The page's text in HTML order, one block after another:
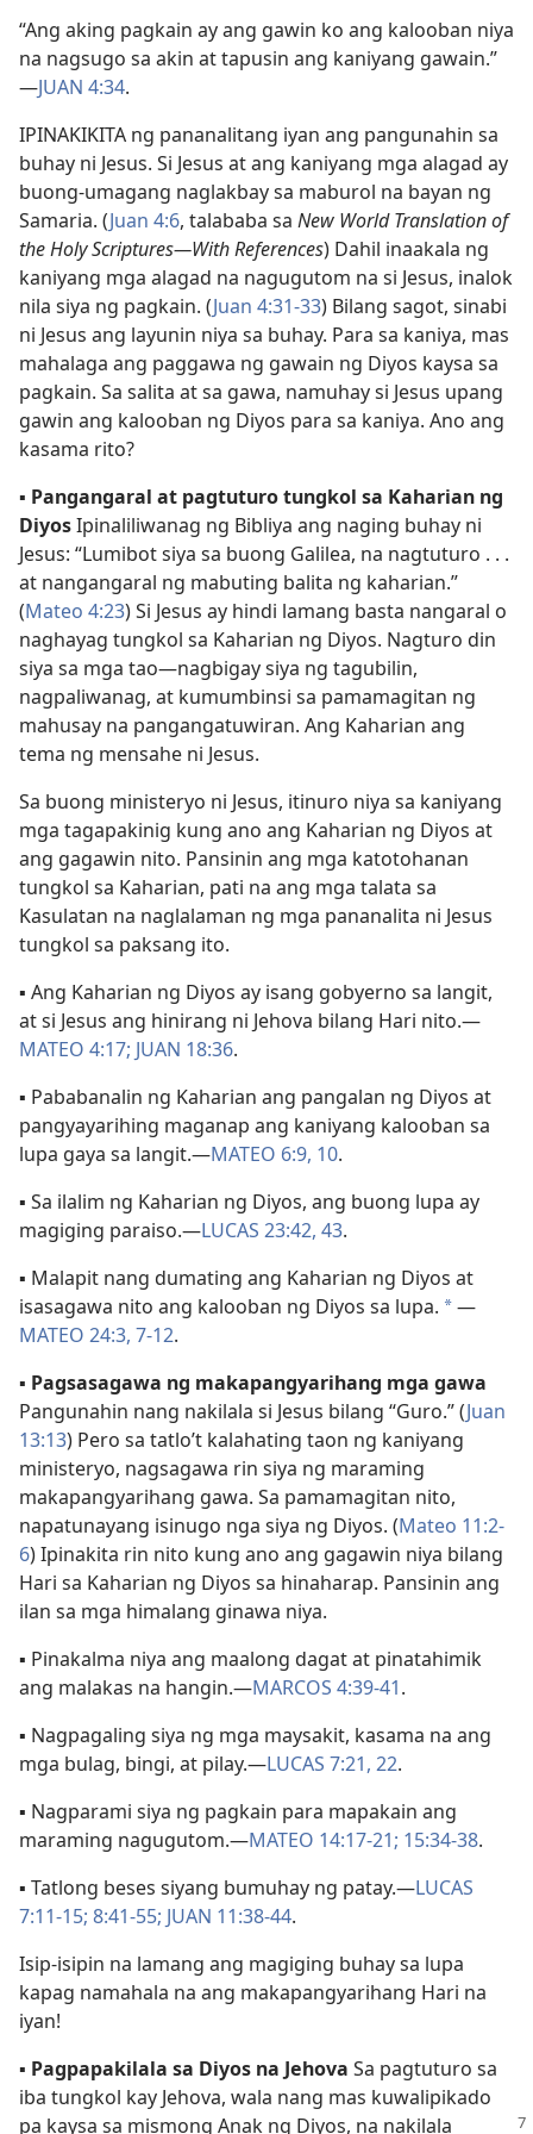
“Ang aking pagkain ay ang gawin ko ang kalooban niya
na nagsugo sa akin at tapusin ang kaniyang gawain.”​
—JUAN 4:34.
IPINAKIKITA ng pananalitang iyan ang pangunahin sa
buhay ni Jesus. Si Jesus at ang kaniyang mga alagad ay
buong-umagang naglakbay sa maburol na bayan ng
Samaria. (Juan 4:6, talababa sa New World Translation of
the Holy Scriptures​—With References) Dahil inaakala ng
kaniyang mga alagad na nagugutom na si Jesus, inalok
nila siya ng pagkain. (Juan 4:31-33) Bilang sagot, sinabi
ni Jesus ang layunin niya sa buhay. Para sa kaniya, mas
mahalaga ang paggawa ng gawain ng Diyos kaysa sa
pagkain. Sa salita at sa gawa, namuhay si Jesus upang
gawin ang kalooban ng Diyos para sa kaniya. Ano ang
kasama rito?
▪ Pangangaral at pagtuturo tungkol sa Kaharian ng
DiyosIpinaliliwanag ng Bibliya ang naging buhay ni
Jesus: “Lumibot siya sa buong Galilea, na nagtuturo . . .
at nangangaral ng mabuting balita ng kaharian.”
(Mateo 4:23) Si Jesus ay hindi lamang basta nangaral o
naghayag tungkol sa Kaharian ng Diyos. Nagturo din
siya sa mga tao​—nagbigay siya ng tagubilin,
nagpaliwanag, at kumumbinsi sa pamamagitan ng
mahusay na pangangatuwiran. Ang Kaharian ang
tema ng mensahe ni Jesus.
Sa buong ministeryo ni Jesus, itinuro niya sa kaniyang
mga tagapakinig kung ano ang Kaharian ng Diyos at
ang gagawin nito. Pansinin ang mga katotohanan
tungkol sa Kaharian, pati na ang mga talata sa
Kasulatan na naglalaman ng mga pananalita ni Jesus
tungkol sa paksang ito.
▪ Ang Kaharian ng Diyos ay isang gobyerno sa langit,
at si Jesus ang hinirang ni Jehova bilang Hari nito.​—
MATEO 4:17; JUAN 18:36.
▪ Pababanalin ng Kaharian ang pangalan ng Diyos at
pangyayarihing maganap ang kaniyang kalooban sa
lupa gaya sa langit.​—MATEO 6:9, 10.
▪ Sa ilalim ng Kaharian ng Diyos, ang buong lupa ay
magiging paraiso.​—LUCAS 23:42, 43.
▪ Malapit nang dumating ang Kaharian ng Diyos at
isasagawa nito ang kalooban ng Diyos sa lupa. *​—
MATEO 24:3, 7-12.
▪ Pagsasagawa ng makapangyarihang mga gawa
Pangunahin nang nakilala si Jesus bilang “Guro.” (Juan
13:13) Pero sa tatlo’t kalahating taon ng kaniyang
ministeryo, nagsagawa rin siya ng maraming
makapangyarihang gawa. Sa pamamagitan nito,
napatunayang isinugo nga siya ng Diyos. (Mateo 11:2-
6) Ipinakita rin nito kung ano ang gagawin niya bilang
Hari sa Kaharian ng Diyos sa hinaharap. Pansinin ang
ilan sa mga himalang ginawa niya.
▪ Pinakalma niya ang maalong dagat at pinatahimik
ang malakas na hangin.​—MARCOS 4:39-41.
▪ Nagpagaling siya ng mga maysakit, kasama na ang
mga bulag, bingi, at pilay.​—LUCAS 7:21, 22.
▪ Nagparami siya ng pagkain para mapakain ang
maraming nagugutom.​—MATEO 14:17-21; 15:34-38.
▪ Tatlong beses siyang bumuhay ng patay.​—LUCAS
7:11-15; 8:41-55; JUAN 11:38-44.
Isip-isipin na lamang ang magiging buhay sa lupa
kapag namahala na ang makapangyarihang Hari na
iyan!
▪ Pagpapakilala sa Diyos na Jehova Sa pagtuturo sa
iba tungkol kay Jehova, wala nang mas kuwalipikado
pa kaysa sa mismong Anak ng Diyos, na nakilala